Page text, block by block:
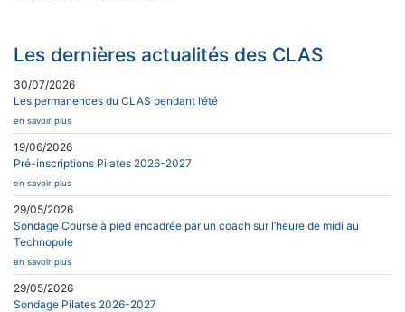
Les dernières actualités des CLAS
30/07/2026
Les permanences du CLAS pendant l’été
en savoir plus
19/06/2026
Pré-inscriptions Pilates 2026-2027
en savoir plus
29/05/2026
Sondage Course à pied encadrée par un coach sur l’heure de midi au
Technopole
en savoir plus
29/05/2026
Sondage Pilates 2026-2027